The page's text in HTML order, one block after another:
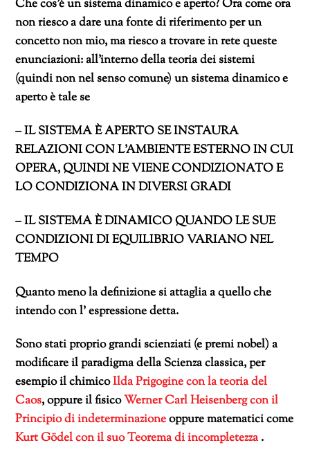
Che cos’è un sistema dinamico e aperto? Ora come ora
non riesco a dare una fonte di riferimento per un
concetto non mio, ma riesco a trovare in rete queste
enunciazioni: all’interno della teoria dei sistemi
(quindi non nel senso comune) un sistema dinamico e
aperto è tale se
– IL SISTEMA È APERTO SE INSTAURA
RELAZIONI CON L’AMBIENTE ESTERNO IN CUI
OPERA, QUINDI NE VIENE CONDIZIONATO E
LO CONDIZIONA IN DIVERSI GRADI
– IL SISTEMA È DINAMICO QUANDO LE SUE
CONDIZIONI DI EQUILIBRIO VARIANO NEL
TEMPO
Quanto meno la definizione si attaglia a quello che
intendo con l’ espressione detta.
Sono stati proprio grandi scienziati (e premi nobel) a
modificare il paradigma della Scienza classica, per
esempio il chimicoIlda Prigogine con la teoria del
Caos, oppure il fisicoWerner Carl Heisenberg con il
Principio di indeterminazioneoppure matematici come
Kurt Gödel con il suo Teorema di incompletezza .